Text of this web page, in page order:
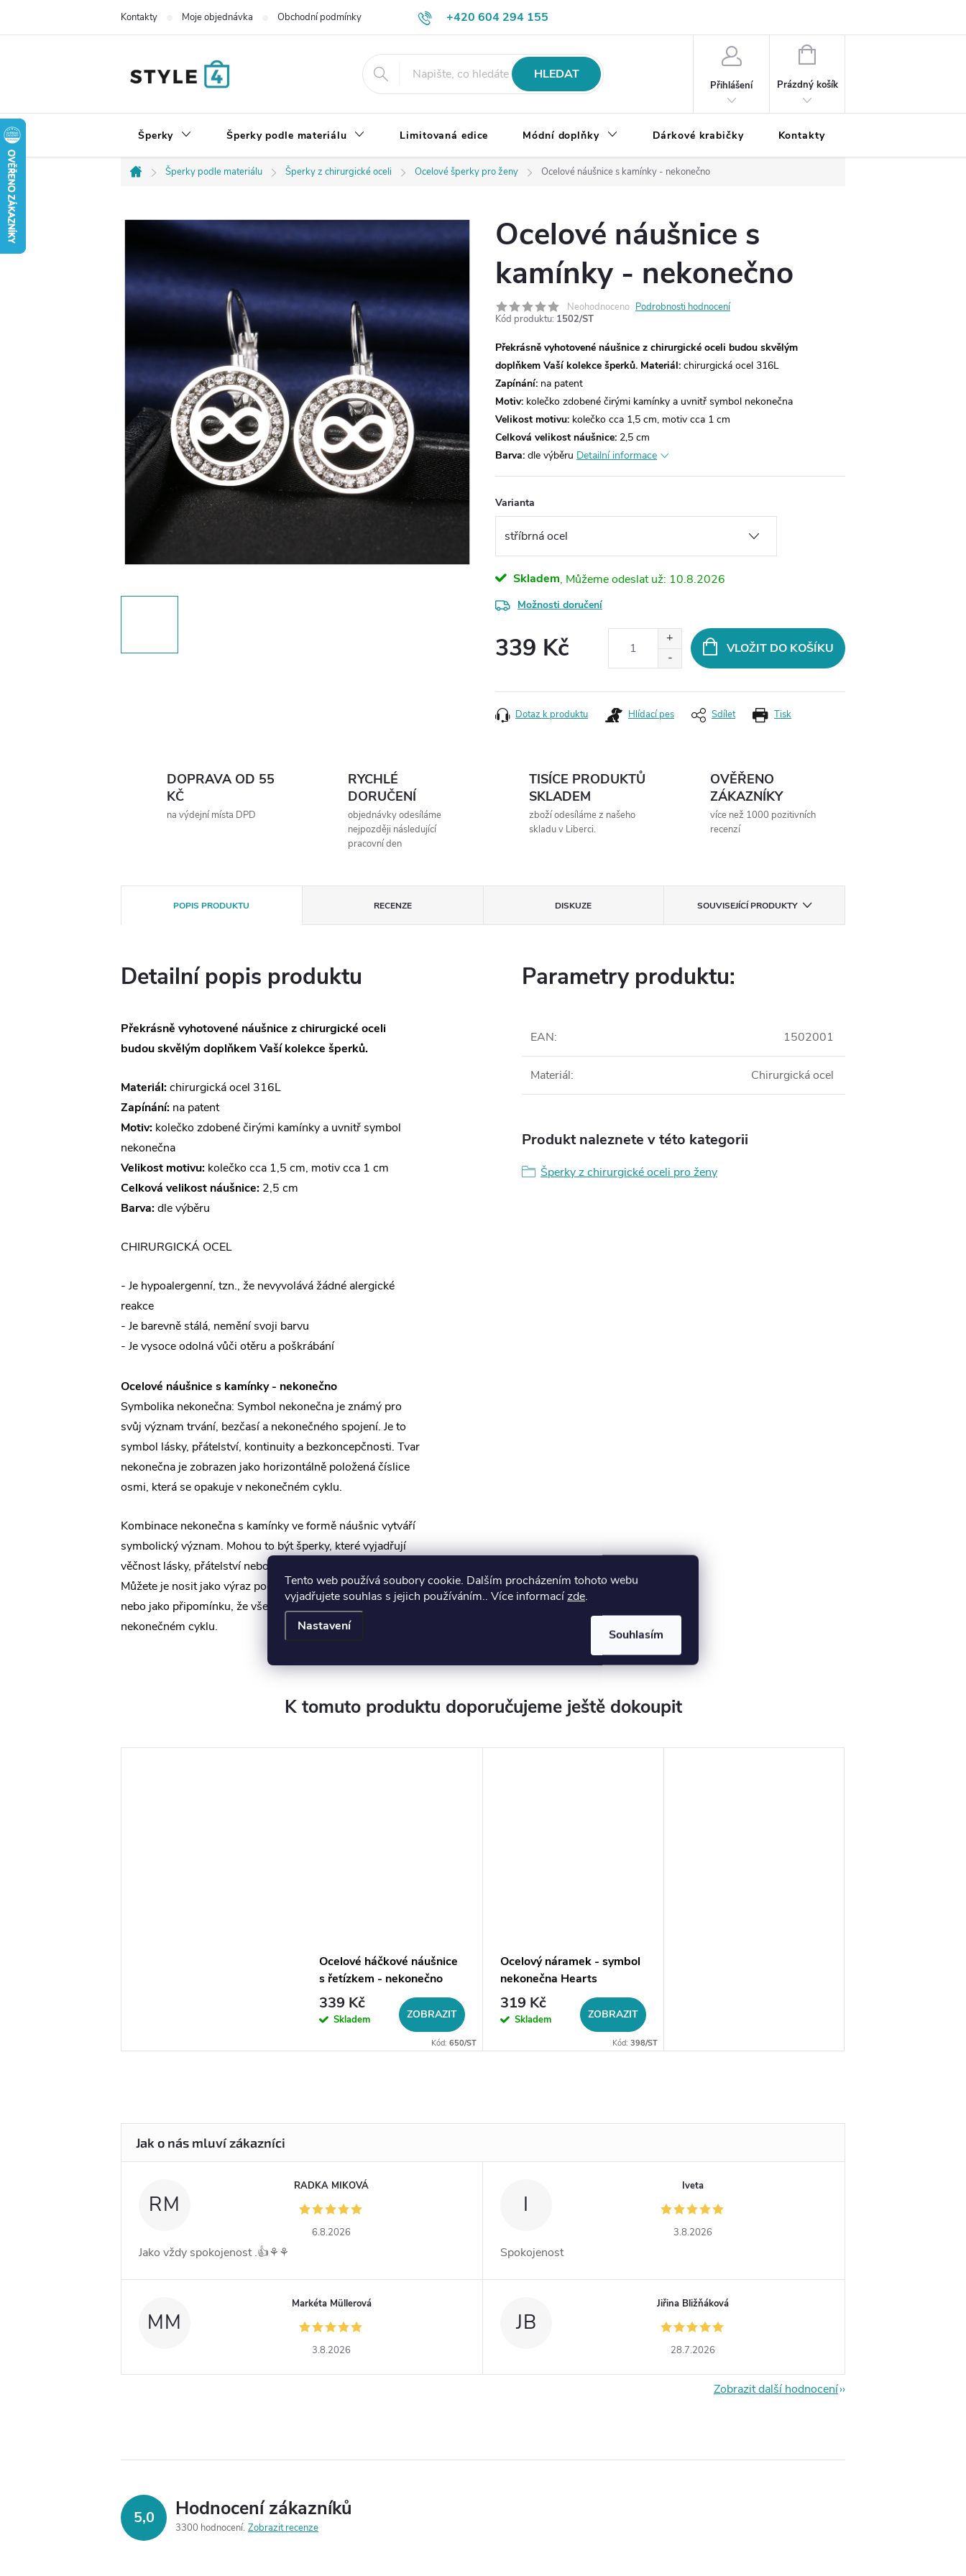
Tento web používá soubory cookie. Dalším procházením tohoto webu
vyjadřujete souhlas s jejich používáním.. Více informacízde.
Nastavení
Souhlasím
+420 604 294 155
Kontakty Moje objednávka Obchodní podmínky Výměna, vrácení a reklamace zboží
HLEDAT
Přihlášení
NÁKUPNÍ
Prázdný košík
Šperky Šperky podle materiálu Limitovaná edice Módní doplňky Dárkové krabičky Kontakty
Domů
Šperky podle materiálu Šperky z chirurgické oceli Ocelové šperky pro ženy Ocelové náušnice s kamínky - nekonečno
Ocelové náušnice s
kamínky - nekonečno
Neohodnoceno Podrobnosti hodnocení
Kód produktu: 1502/ST
Překrásně vyhotovené náušnice z chirurgické oceli budou skvělým
doplňkem Vaší kolekce šperků. Materiál: chirurgická ocel 316L
Zapínání: na patent
Motiv: kolečko zdobené čirými kamínky a uvnitř symbol nekonečna
Velikost motivu: kolečko cca 1,5 cm, motiv cca 1 cm
Celková velikost náušnice: 2,5 cm
Barva: dle výběru Detailní informace
Varianta
Skladem 10.8.2026
Možnosti doručení
339 Kč VLOŽIT DO KOŠÍKU
Tisk
Dotaz k produktu Hlídací pes Sdílet
DOPRAVA OD 55
KČ
na výdejní místa DPD
RYCHLÉ
DORUČENÍ
objednávky odesíláme
nejpozději následující
pracovní den
TISÍCE PRODUKTŮ
SKLADEM
zboží odesíláme z našeho
skladu v Liberci.
OVĚŘENO
ZÁKAZNÍKY
více než 1000 pozitivních
recenzí
POPIS PRODUKTU RECENZE DISKUZE SOUVISEJÍCÍ PRODUKTY
Detailní popis produktu
Překrásně vyhotovené náušnice z chirurgické oceli
budou skvělým doplňkem Vaší kolekce šperků.
Materiál:chirurgická ocel 316L
Zapínání: na patent
Motiv: kolečko zdobené čirými kamínky a uvnitř symbol
nekonečna
Velikost motivu: kolečko cca 1,5 cm, motiv cca 1 cm
Celková velikost náušnice: 2,5 cm
Barva:dle výběru
CHIRURGICKÁ OCEL
- Je hypoalergenní, tzn., že nevyvolává žádné alergické
reakce
- Je barevně stálá, nemění svoji barvu
- Je vysoce odolná vůči otěru a poškrábání
Ocelové náušnice s kamínky - nekonečno
Symbolika nekonečna: Symbol nekonečna je známý pro
svůj význam trvání, bezčasí a nekonečného spojení. Je to
symbol lásky, přátelství, kontinuity a bezkoncepčnosti. Tvar
nekonečna je zobrazen jako horizontálně položená číslice
osmi, která se opakuje v nekonečném cyklu.
Kombinace nekonečna s kamínky ve formě náušnic vytváří
symbolický význam. Mohou to být šperky, které vyjadřují
věčnost lásky, přátelství nebo spojení s určitou osobou.
Můžete je nosit jako výraz podpory a oddanosti k někomu
nebo jako připomínku, že všechny věci jsou spojené v
nekonečném cyklu.
Parametry produktu:
EAN: 1502001
Materiál: Chirurgická ocel
Produkt naleznete v této kategorii
Šperky z chirurgické oceli pro ženy
K tomuto produktu doporučujeme ještě dokoupit
Ocelové háčkové náušnice
s řetízkem - nekonečno
Isse
339 Kč
Skladem ZOBRAZIT
Kód: 650/ST
Ocelový náramek - symbol
nekonečna Hearts
319 Kč
Skladem ZOBRAZIT
Kód: 398/ST
RM
RADKA MIKOVÁ
6.8.2026
Jako vždy spokojenost .👍⚘️⚘️
I
Iveta
3.8.2026
Spokojenost
MM
Markéta Müllerová
3.8.2026
JB
Jiřina Bližňáková
28.7.2026
Zobrazit další hodnocení
5,0 Hodnocení zákazníků
3300 hodnocení Zobrazit recenze